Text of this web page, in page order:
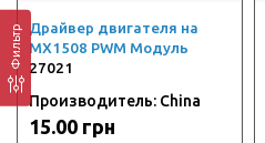
Фильтр Драйвер двигателя на
MX1508 PWM Модуль
27021
Производитель: China
15.00 грн